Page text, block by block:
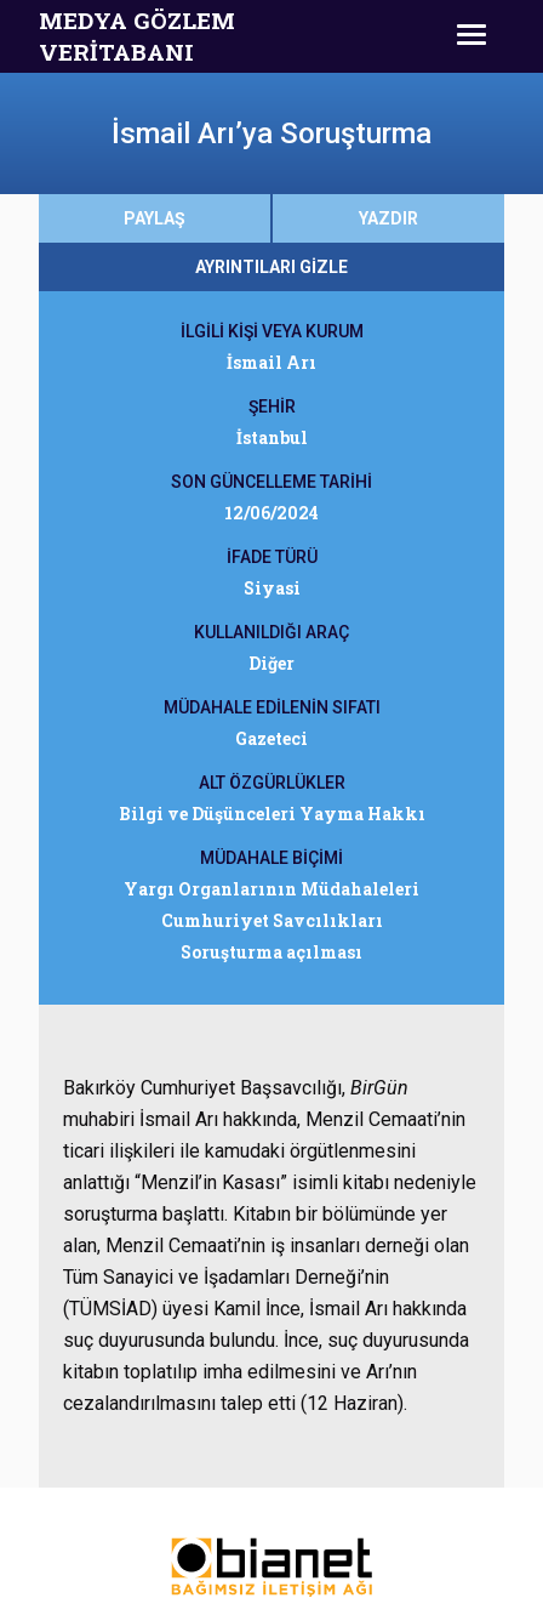
MEDYA GÖZLEM
VERİTABANI
İsmail Arı’ya Soruşturma
PAYLAŞ YAZDIR
AYRINTILARI GİZLE
İLGİLİ KİŞİ VEYA KURUM
İsmail Arı
ŞEHİR
İstanbul
SON GÜNCELLEME TARİHİ
12/06/2024
İFADE TÜRÜ
Siyasi
KULLANILDIĞI ARAÇ
Diğer
MÜDAHALE EDİLENİN SIFATI
Gazeteci
ALT ÖZGÜRLÜKLER
Bilgi ve Düşünceleri Yayma Hakkı
MÜDAHALE BİÇİMİ
Yargı Organlarının Müdahaleleri
Cumhuriyet Savcılıkları
Soruşturma açılması
Bakırköy Cumhuriyet Başsavcılığı, BirGün
muhabiri İsmail Arı hakkında, Menzil Cemaati’nin
ticari ilişkileri ile kamudaki örgütlenmesini
anlattığı “Menzil’in Kasası” isimli kitabı nedeniyle
soruşturma başlattı. Kitabın bir bölümünde yer
alan, Menzil Cemaati’nin iş insanları derneği olan
Tüm Sanayici ve İşadamları Derneği’nin
(TÜMSİAD) üyesi Kamil İnce, İsmail Arı hakkında
suç duyurusunda bulundu. İnce, suç duyurusunda
kitabın toplatılıp imha edilmesini ve Arı’nın
cezalandırılmasını talep etti (12 Haziran).